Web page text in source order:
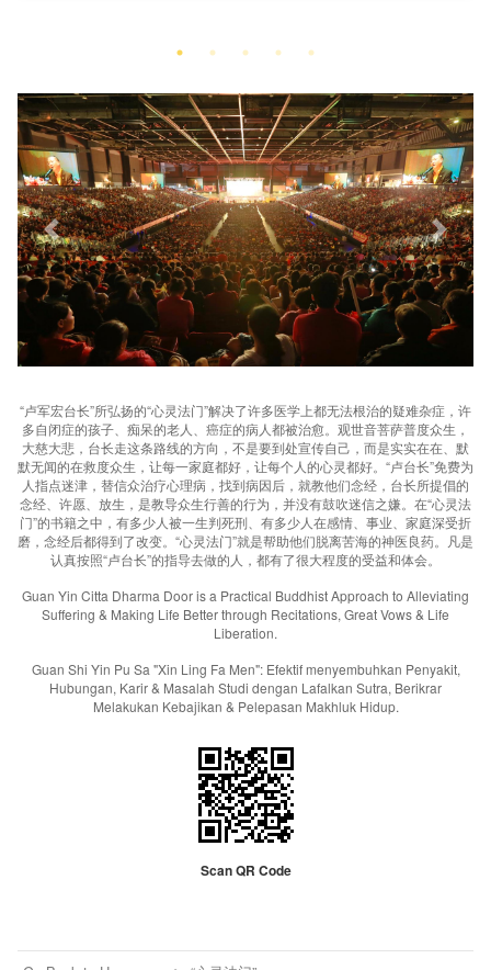
“卢军宏台长”所弘扬的“心灵法门”解决了许多医学上都无法根治的疑难杂症，许
多自闭症的孩子、痴呆的老人、癌症的病人都被治愈。观世音菩萨普度众生，
大慈大悲，台长走这条路线的方向，不是要到处宣传自己，而是实实在在、默
默无闻的在救度众生，让每一家庭都好，让每个人的心灵都好。“卢台长”免费为
人指点迷津，替信众治疗心理病，找到病因后，就教他们念经，台长所提倡的
念经、许愿、放生，是教导众生行善的行为，并没有鼓吹迷信之嫌。在“心灵法
门”的书籍之中，有多少人被一生判死刑、有多少人在感情、事业、家庭深受折
磨，念经后都得到了改变。“心灵法门”就是帮助他们脱离苦海的神医良药。凡是
认真按照“卢台长”的指导去做的人，都有了很大程度的受益和体会。
Guan Yin Citta Dharma Door is a Practical Buddhist Approach to Alleviating
Suffering & Making Life Better through Recitations, Great Vows & Life
Liberation.
Guan Shi Yin Pu Sa "Xin Ling Fa Men": Efektif menyembuhkan Penyakit,
Hubungan, Karir & Masalah Studi dengan Lafalkan Sutra, Berikrar
Melakukan Kebajikan & Pelepasan Makhluk Hidup.
Scan QR Code